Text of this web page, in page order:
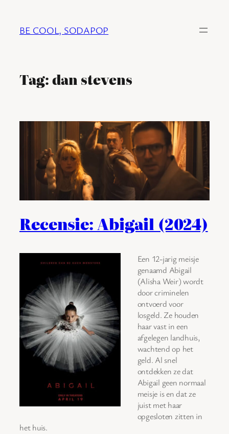
BE COOL, SODAPOP
Tag:dan stevens
Recensie: Abigail (2024)
Een 12-jarig meisje
genaamd Abigail
(Alisha Weir) wordt
door criminelen
ontvoerd voor
losgeld. Ze houden
haar vast in een
afgelegen landhuis,
wachtend op het
geld. Al snel
ontdekken ze dat
Abigail geen normaal
meisje is en dat ze
juist met haar
opgesloten zitten in
het huis.